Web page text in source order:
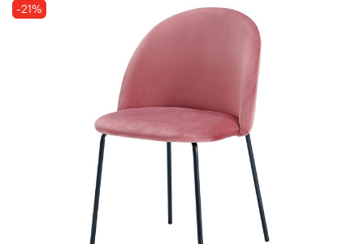
-21%